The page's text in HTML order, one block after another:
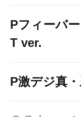
Pフィーバ
T ver.
P激デジ真